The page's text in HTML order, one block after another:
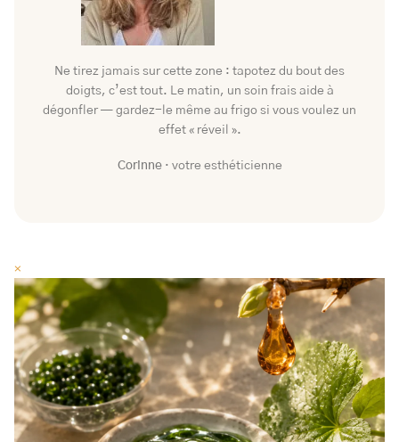
Ne tirez jamais sur cette zone : tapotez du bout des
doigts, c’est tout. Le matin, un soin frais aide à
dégonfler — gardez-le même au frigo si vous voulez un
effet « réveil ».
Corinne· votre esthéticienne
×